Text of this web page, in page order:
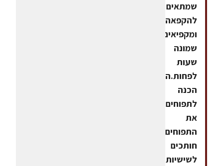
שמתאים
להקפאה
ומקפיאים
שמונה
שעות
לפחות.הוראות
הכנה
לתפוחיםקולפים
את
התפוחים,
חותכים
לשישיות